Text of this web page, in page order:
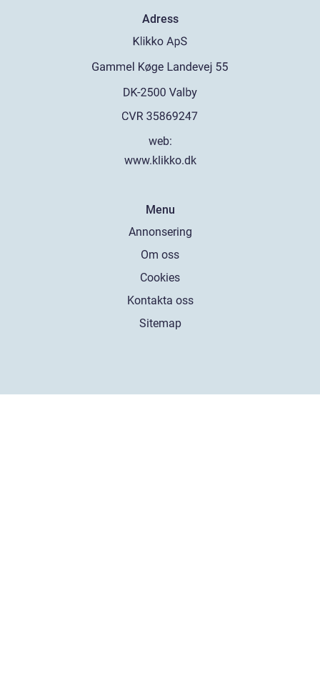
Adress
web:
www.klikko.dk
Menu
Annonsering
Om oss
Cookies
Kontakta oss
Sitemap